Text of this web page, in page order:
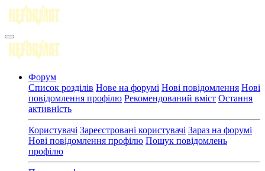
Форум
Список розділів Нове на форумі Нові повідомлення Нові
повідомлення профілю Рекомендований вміст Остання
активність
Користувачі Зареєстровані користувачі Зараз на форумі
Нові повідомлення профілю Пошук повідомлень
профілю